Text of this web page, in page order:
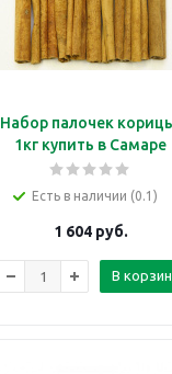
Набор палочек
1кг купить в Самаре
Есть в наличии (0.1)
1 604руб.
В